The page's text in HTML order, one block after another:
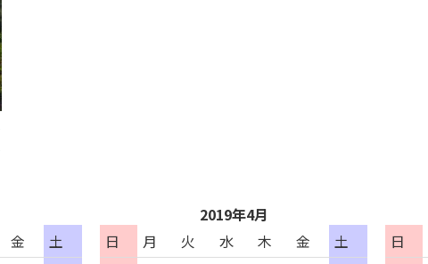
金
土
2019年4月
日
月 火 水 木 金
土
日